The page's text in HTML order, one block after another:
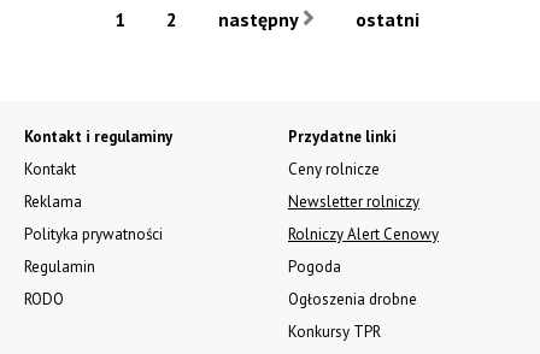
1 2 następny ostatni
Kontakt i regulaminy
Kontakt
Reklama
Polityka prywatności
Regulamin
RODO
Przydatne linki
Ceny rolnicze
Newsletter rolniczy
Rolniczy Alert Cenowy
Pogoda
Ogłoszenia drobne
Konkursy TPR